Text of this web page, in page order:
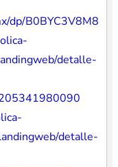
dp/B0BYC3V8M8
detalle-
detalle-